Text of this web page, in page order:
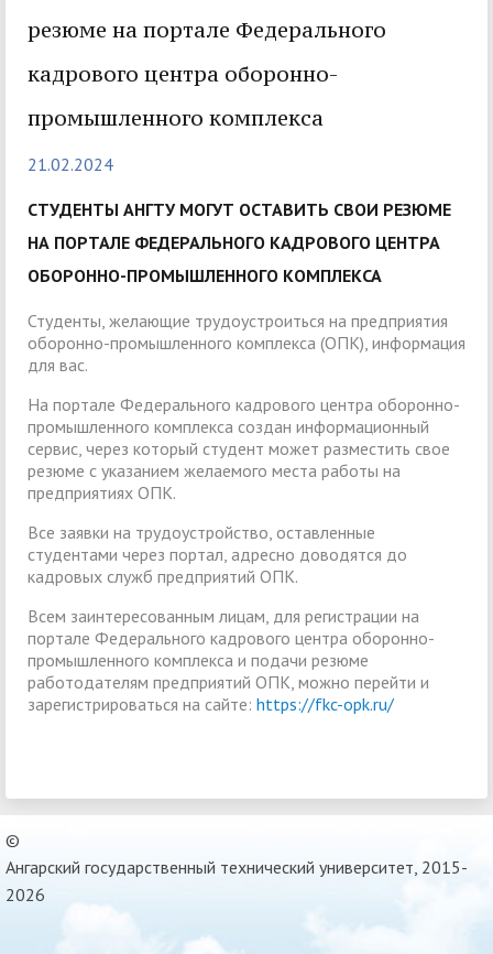
резюме на портале Федерального
кадрового центра оборонно-
промышленного комплекса
21.02.2024
СТУДЕНТЫ АНГТУ МОГУТ ОСТАВИТЬ СВОИ РЕЗЮМЕ
НА ПОРТАЛЕ ФЕДЕРАЛЬНОГО КАДРОВОГО ЦЕНТРА
ОБОРОННО-ПРОМЫШЛЕННОГО КОМПЛЕКСА
Студенты, желающие трудоустроиться на предприятия
оборонно-промышленного комплекса (ОПК), информация
для вас.
На портале Федерального кадрового центра оборонно-
промышленного комплекса создан информационный
сервис, через который студент может разместить свое
резюме с указанием желаемого места работы на
предприятиях ОПК.
Все заявки на трудоустройство, оставленные
студентами через портал, адресно доводятся до
кадровых служб предприятий ОПК.
Всем заинтересованным лицам, для регистрации на
портале Федерального кадрового центра оборонно-
промышленного комплекса и подачи резюме
работодателям предприятий ОПК, можно перейти и
зарегистрироваться на сайте: https://fkc-opk.ru/
©
Ангарский государственный технический университет, 2015-
2026